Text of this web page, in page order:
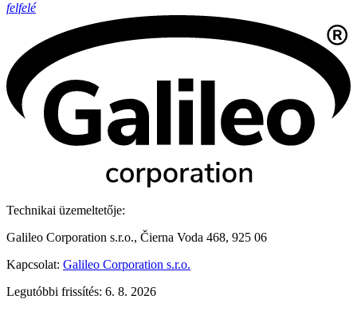
felfelé
Technikai üzemeltetője:
Galileo Corporation s.r.o., Čierna Voda 468, 925 06
Kapcsolat: Galileo Corporation s.r.o.
Legutóbbi frissítés: 6. 8. 2026